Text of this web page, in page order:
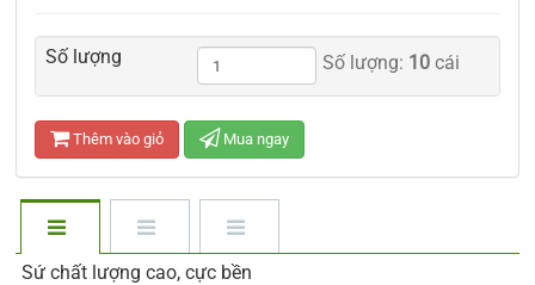
Số lượng Số lượng: 10 cái
Thêm vào giỏ Mua ngay
Sứ chất lượng cao, cực bền